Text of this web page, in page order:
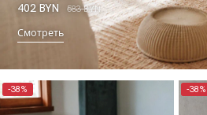
402 BYN 583 BYN
Смотреть
-38% -38%